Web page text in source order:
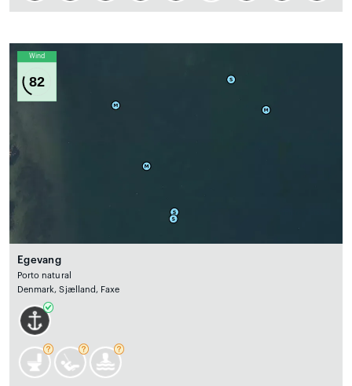
Wind
82
Egevang
Porto natural
Denmark, Sjælland, Faxe